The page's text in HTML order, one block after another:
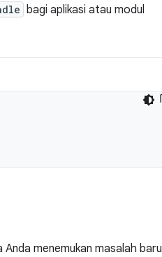
bagi aplikasi atau modul
menemukan masalah baru